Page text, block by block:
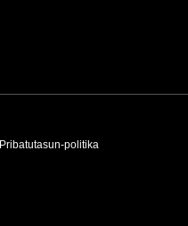
Pribatutasun-politika